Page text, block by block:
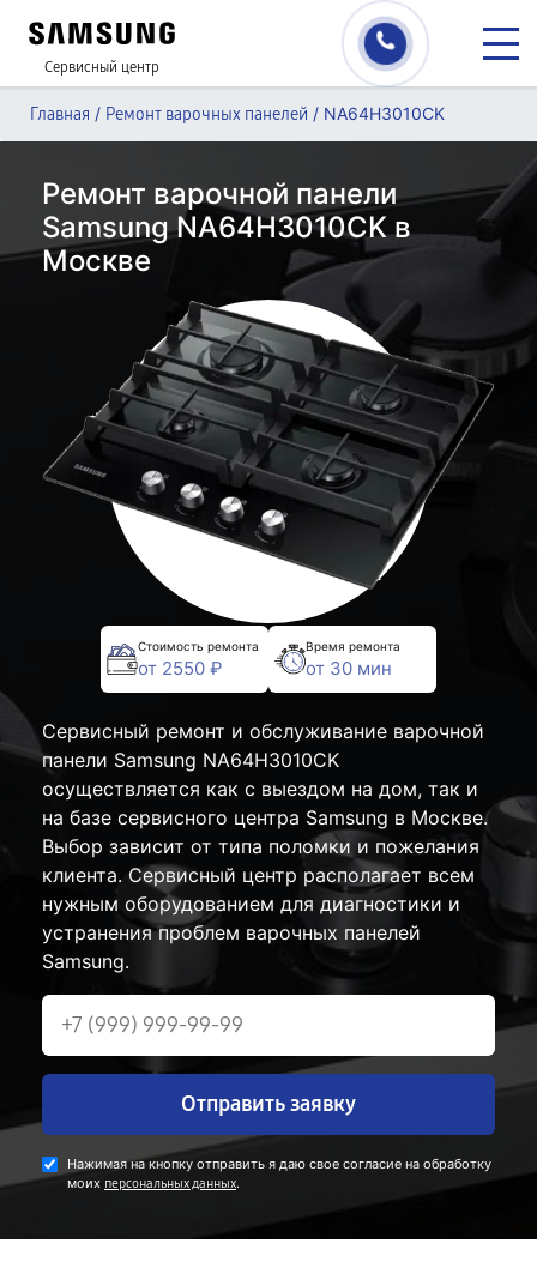
Сервисный центр
Главная / Ремонт варочных панелей / NA64H3010CK
Ремонт варочной панели
Samsung NA64H3010CK в
Москве
Стоимость ремонта
от 2550 ₽
Время ремонта
от 30 мин
Сервисный ремонт и обслуживание варочной
панели Samsung NA64H3010CK
осуществляется как с выездом на дом, так и
на базе сервисного центра Samsung в Москве.
Выбор зависит от типа поломки и пожелания
клиента. Сервисный центр располагает всем
нужным оборудованием для диагностики и
устранения проблем варочных панелей
Samsung.
Отправить заявку
Нажимая на кнопку отправить я даю свое согласие на обработку
моих персональных данных.